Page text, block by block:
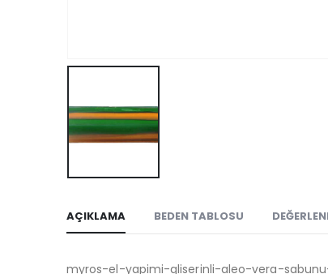
AÇIKLAMA BEDEN TABLOSU
myros-el-yapimi-gliserinli-aleo-vera-